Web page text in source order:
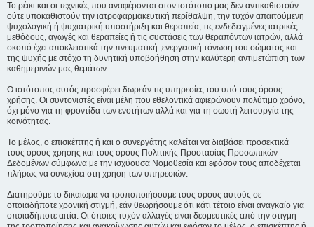
Το ρέικι και οι τεχνικές που αναφέρονται στον ιστότοπο μας δεν αντικαθιστούν
ούτε υποκαθιστούν την ιατροφαρμακευτική περίθαλψη, την τυχόν απαιτούμενη
ψυχολογική ή ψυχιατρική υποστήριξη και θεραπεία, τις ενδεδειγμένες ιατρικές
μεθόδους, αγωγές και θεραπείες ή τις συστάσεις των θεραπόντων ιατρών, αλλά
σκοπό έχει αποκλειστικά την πνευματική ,ενεργειακή τόνωση του σώματος και
της ψυχής με στόχο τη δυνητική υποβοήθηση στην καλύτερη αντιμετώπιση των
καθημερινών μας θεμάτων.
Ο ιστότοπος αυτός προσφέρει δωρεάν τις υπηρεσίες του υπό τους όρους
χρήσης. Οι συντονιστές είναι μέλη που εθελοντικά αφιερώνουν πολύτιμο χρόνο,
όχι μόνο για τη φροντίδα των ενοτήτων αλλά και για τη σωστή λειτουργία της
κοινότητας.
Το μέλος, ο επισκέπτης ή και ο συνεργάτης καλείται να διαβάσει προσεκτικά
τους όρους χρήσης και τους όρους Πολιτικής Προστασίας Προσωπικών
Δεδομένων σύμφωνα με την ισχύουσα Νομοθεσία και εφόσον τους αποδέχεται
πλήρως να συνεχίσει στη χρήση των υπηρεσιών.
Διατηρούμε το δικαίωμα να τροποποιήσουμε τους όρους αυτούς σε
οποιαδήποτε χρονική στιγμή, εάν θεωρήσουμε ότι κάτι τέτοιο είναι αναγκαίο για
οποιαδήποτε αιτία. Οι όποιες τυχόν αλλαγές είναι δεσμευτικές από την στιγμή